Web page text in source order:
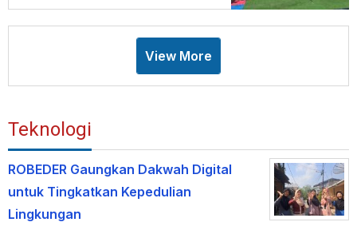
View More
Teknologi
ROBEDER Gaungkan Dakwah Digital
untuk Tingkatkan Kepedulian
Lingkungan